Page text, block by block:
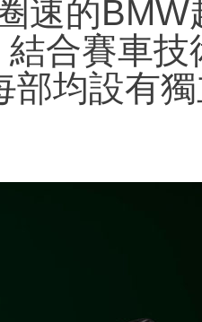
速的
合賽車
部均設有